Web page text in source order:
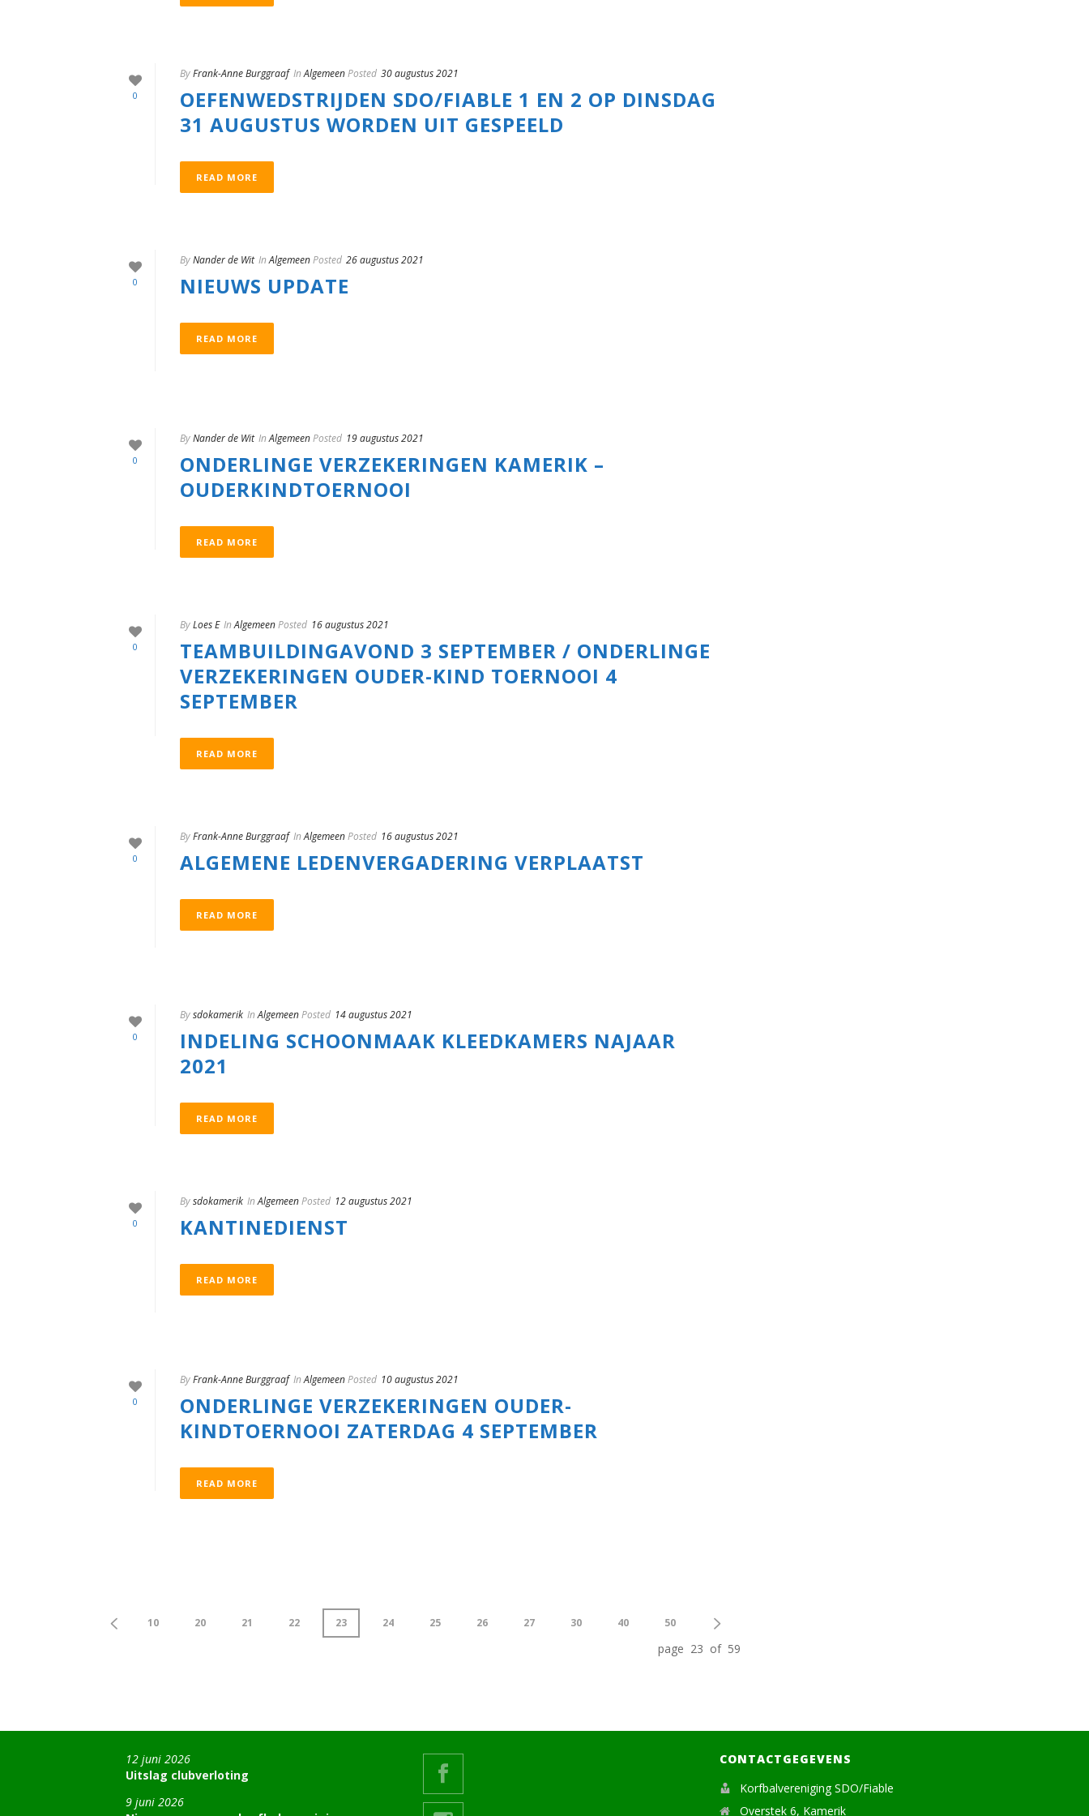
0
ByFrank-Anne Burggraaf InAlgemeenPosted 30 augustus 2021
OEFENWEDSTRIJDEN SDO/FIABLE 1 EN 2 OP DINSDAG
31 AUGUSTUS WORDEN UIT GESPEELD
READ MORE
0
ByNander de Wit InAlgemeenPosted 26 augustus 2021
NIEUWS UPDATE
READ MORE
0
ByNander de Wit InAlgemeenPosted 19 augustus 2021
ONDERLINGE VERZEKERINGEN KAMERIK –
OUDERKINDTOERNOOI
READ MORE
0
ByLoes E InAlgemeenPosted 16 augustus 2021
TEAMBUILDINGAVOND 3 SEPTEMBER / ONDERLINGE
VERZEKERINGEN OUDER-KIND TOERNOOI 4
SEPTEMBER
READ MORE
0
ByFrank-Anne Burggraaf InAlgemeenPosted 16 augustus 2021
ALGEMENE LEDENVERGADERING VERPLAATST
READ MORE
0
Bysdokamerik InAlgemeenPosted 14 augustus 2021
INDELING SCHOONMAAK KLEEDKAMERS NAJAAR
2021
READ MORE
0
Bysdokamerik InAlgemeenPosted 12 augustus 2021
KANTINEDIENST
READ MORE
0
ByFrank-Anne Burggraaf InAlgemeenPosted 10 augustus 2021
ONDERLINGE VERZEKERINGEN OUDER-
KINDTOERNOOI ZATERDAG 4 SEPTEMBER
READ MORE
10 20 21 22 23 24 25 26 27 30 40 50
page 23 of 59
Uitslag clubverloting
12 juni 2026
9 juni 2026
CONTACTGEGEVENS
Korfbalvereniging SDO/Fiable
Overstek 6, Kamerik